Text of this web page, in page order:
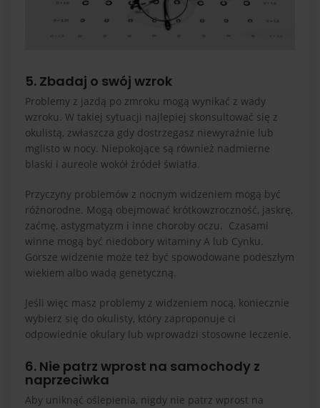
5. Zbadaj o swój wzrok
Problemy z jazdą po zmroku mogą wynikać z wady
wzroku. W takiej sytuacji najlepiej skonsultować się z
okulistą, zwłaszcza gdy dostrzegasz niewyraźnie lub
mglisto w nocy. Niepokojące są również nadmierne
blaski i aureole wokół źródeł światła.
Przyczyny problemów z nocnym widzeniem mogą być
różnorodne. Mogą obejmować krótkowzroczność, jaskrę,
zaćmę, astygmatyzm i inne choroby oczu. Czasami
winne mogą być niedobory witaminy A lub Cynku.
Gorsze widzenie może też być spowodowane podeszłym
wiekiem albo wadą genetyczną.
Jeśli więc masz problemy z widzeniem nocą, koniecznie
wybierz się do okulisty, który zaproponuje ci
odpowiednie okulary lub wprowadzi stosowne leczenie.
6. Nie patrz wprost na samochody z
naprzeciwka
Aby uniknąć oślepienia, nigdy nie patrz wprost na